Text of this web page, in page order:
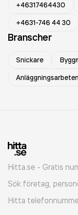
+46317464430
+4631-746 44 30
Branscher
Snickare
Anläggningsarbeten
Hitta.se - Gratis
Sök företag,
Hitta